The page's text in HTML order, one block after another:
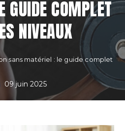
GUIDE COMPLET
NIVEAUX
sans matériel : le guide complet
09 juin 2025